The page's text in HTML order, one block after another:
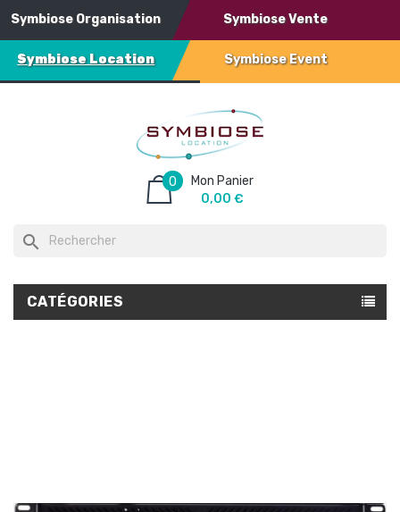
Symbiose Organisation Symbiose Vente
Symbiose Location Symbiose Event
Mon Panier
0
0,00 €
search
CATÉGORIES